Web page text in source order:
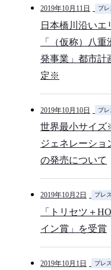
2019年10月11日 プ
日本橋川沿い
「（仮称）八
発事業」都市計
定※
2019年10月10日 プレ
世界最小サイズ
ジェネレーショ
の発売について
2019年10月2日 プレ
「トリセツ＋
イン賞」を受賞
2019年10月1日 プレ